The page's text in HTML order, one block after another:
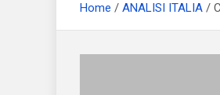
Home ANALISI ITALIA